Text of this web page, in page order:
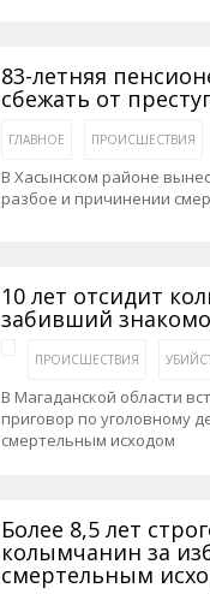
83-летняя
сбежать от
ГЛАВНОЕ ПРОИСШЕСТВИЯ
В Хасынском районе
разбое и причинении
10 лет отсидит
забивший
ПРОИСШЕСТВИЯ
В Магаданской области
приговор по уголовному
смертельным исходом
Более 8,5 лет
колымчанин за
смертельным